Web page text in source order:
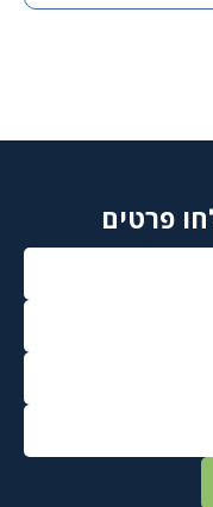
פרטים